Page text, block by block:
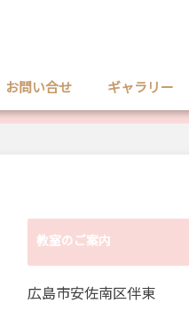
お問い合せ ギャラリー
教室のご案内
広島市安佐南区伴東